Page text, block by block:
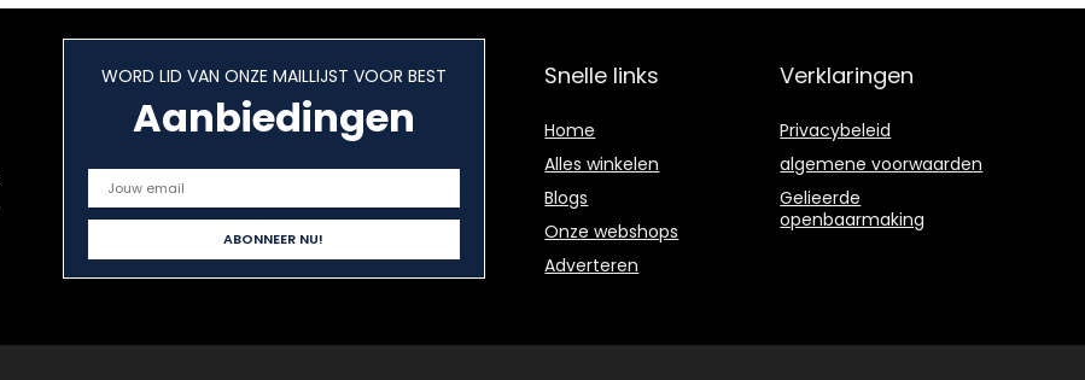
WORD LID VAN ONZE MAILLIJST VOOR BEST
Aanbiedingen
Snelle links
Home
Alles winkelen
Blogs
Onze webshops
Adverteren
Verklaringen
Privacybeleid
algemene voorwaarden
Gelieerde
openbaarmaking